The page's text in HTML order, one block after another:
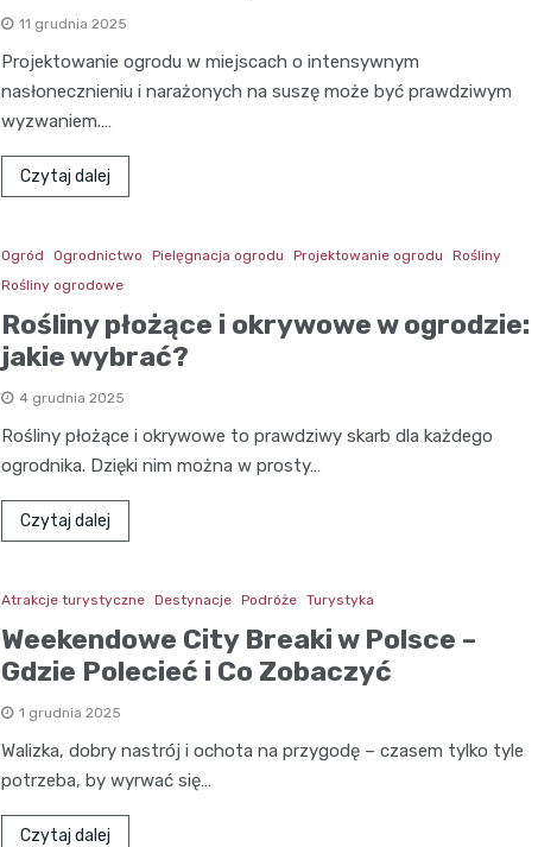
11 grudnia 2025
Projektowanie ogrodu w miejscach o intensywnym
nasłonecznieniu i narażonych na suszę może być prawdziwym
wyzwaniem.…
Czytaj dalej
Ogród Ogrodnictwo Pielęgnacja ogrodu Projektowanie ogrodu
Rośliny
Rośliny ogrodowe
Rośliny płożące i okrywowe w ogrodzie:
jakie wybrać?
4 grudnia 2025
Rośliny płożące i okrywowe to prawdziwy skarb dla każdego
ogrodnika. Dzięki nim można w prosty…
Czytaj dalej
Atrakcje turystyczne Destynacje Podróże Turystyka
Weekendowe City Breaki w Polsce –
Gdzie Polecieć i Co Zobaczyć
1 grudnia 2025
Walizka, dobry nastrój i ochota na przygodę – czasem tylko tyle
potrzeba, by wyrwać się…
Czytaj dalej